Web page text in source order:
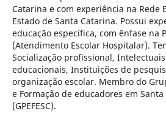
Catarina e com experiência na Rede
Estado de Santa Catarina. Possui
educação específica, com ênfase na
(Atendimento Escolar Hospitalar).
Socialização profissional,
educacionais, Instituições de
organização escolar. Membro do
e Formação de educadores em
(GPEFESC).